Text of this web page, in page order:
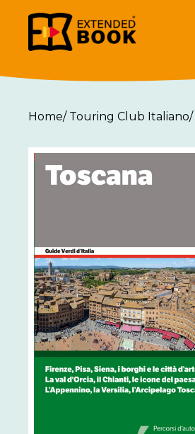
Home/ Touring Club Italiano/